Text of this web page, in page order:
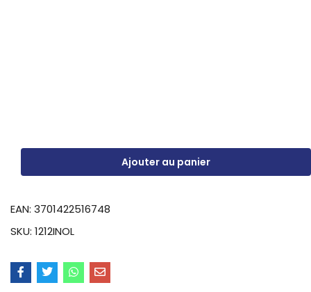
Ajouter au panier
EAN: 3701422516748
SKU: 1212INOL